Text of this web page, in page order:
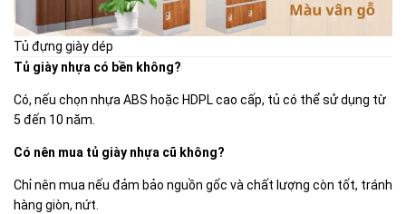
Tủ đựng giày dép
Tủ giày nhựa có bền không?
Có, nếu chọn nhựa ABS hoặc HDPL cao cấp, tủ có thể sử dụng từ
5 đến 10 năm.
Có nên mua tủ giày nhựa cũ không?
Chỉ nên mua nếu đảm bảo nguồn gốc và chất lượng còn tốt, tránh
hàng giòn, nứt.